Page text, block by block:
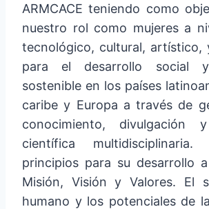
ARMCACE teniendo como
nuestro rol como mujeres a
tecnológico, cultural, artístico,
para el desarrollo social y
sostenible en los países
caribe y Europa a través de
conocimiento, divulgación
científica
principios para su desarrollo
Misión, Visión y Valores. El
humano y los potenciales de